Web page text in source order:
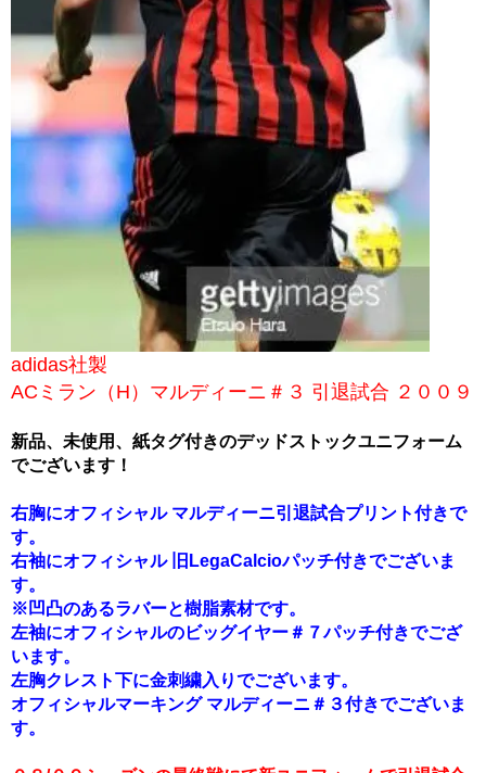
adidas社製
ACミラン（H）マルディーニ＃３ 引退試合 ２００９
新品、未使用、紙タグ付きのデッドストックユニフォーム
でございます！
右胸にオフィシャル マルディーニ引退試合プリント付きで
す。
右袖にオフィシャル 旧LegaCalcioパッチ付きでございま
す。
※凹凸のあるラバーと樹脂素材です。
左袖にオフィシャルのビッグイヤー＃７パッチ付きでござ
います。
左胸クレスト下に金刺繍入りでございます。
オフィシャルマーキング マルディーニ＃３付きでございま
す。